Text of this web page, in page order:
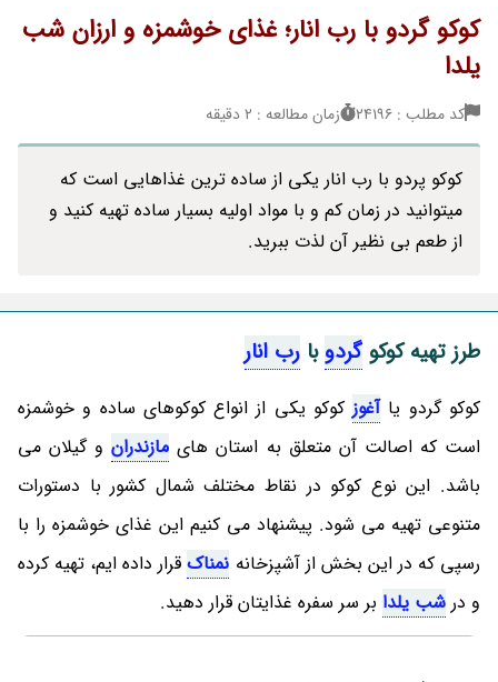
کوکو گردو با رب انار؛ غذای خوشمزه و ارزان شب
یلدا
کد مطلب : 24196 زمان مطالعه : 2 دقیقه
کوکو پردو با رب انار یکی از ساده ترین غذاهایی است که
میتوانید در زمان کم و با مواد اولیه بسیار ساده تهیه کنید و
از طعم بی نظیر آن لذت ببرید.
طرز تهیه کوکوگردو با رب انار
کوکو گردو یاآغوز کوکو یکی از انواع کوکوهای ساده و خوشمزه
است که اصالت آن متعلق به استان های مازندرانو گیلان می
باشد. این نوع کوکو در نقاط مختلف شمال کشور با دستورات
متنوعی تهیه می شود. پیشنهاد می کنیم این غذای خوشمزه را با
رسپی که در این بخش از آشپزخانه نمناکقرار داده ایم، تهیه کرده
و در شب یلدا بر سر سفره غذایتان قرار دهید.